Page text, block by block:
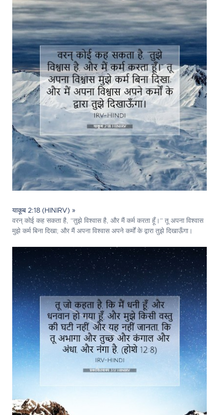
याकूब 2:18 (HINIRV) »
वरन् कोई कह सकता है, “तुझे विश्वास है, और मैं कर्म करता हूँ।” तू अपना विश्वास
मुझे कर्म बिना दिखा; और मैं अपना विश्वास अपने कर्मों के द्वारा तुझे दिखाऊँगा।